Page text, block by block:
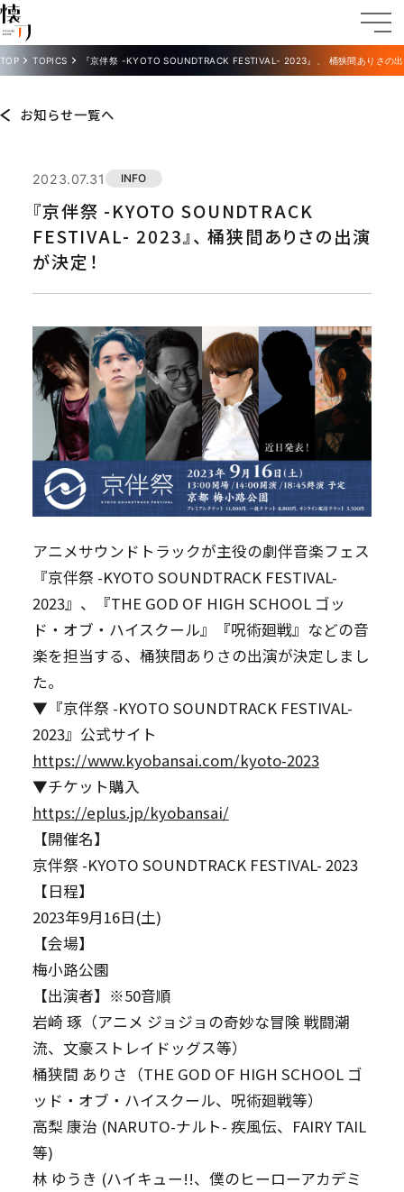
TOP TOPICS 『京伴祭 -KYOTO SOUNDTRACK FESTIVAL- 2023』、 桶狭間ありさの
お知らせ一覧へ
2023.07.31 INFO
『京伴祭 -KYOTO SOUNDTRACK
FESTIVAL- 2023』、 桶狭間ありさの出演
が決定！
アニメサウンドトラックが主役の劇伴音楽フェス
『京伴祭 -KYOTO SOUNDTRACK FESTIVAL-
2023』、『THE GOD OF HIGH SCHOOL ゴッ
ド・オブ・ハイスクール』『呪術廻戦』などの音
楽を担当する、桶狭間ありさの出演が決定しまし
た。
▼『京伴祭 -KYOTO SOUNDTRACK FESTIVAL-
2023』公式サイト
https://www.kyobansai.com/kyoto-2023
▼チケット購入
https://eplus.jp/kyobansai/
【開催名】
京伴祭 -KYOTO SOUNDTRACK FESTIVAL- 2023
【日程】
2023年9月16日(土)
【会場】
梅小路公園
【出演者】※50音順
岩崎 琢（アニメ ジョジョの奇妙な冒険 戦闘潮
流、文豪ストレイドッグス等）
桶狭間 ありさ（THE GOD OF HIGH SCHOOL ゴ
ッド・オブ・ハイスクール、呪術廻戦等）
高梨 康治 (NARUTO-ナルト- 疾風伝、FAIRY TAIL
等)
林 ゆうき (ハイキュー!!、僕のヒーローアカデミ